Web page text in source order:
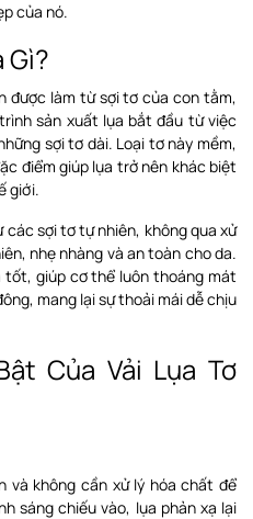
của nó.
Gì?
được làm từ sợi tơ của con tằm,
sản xuất lụa bắt đầu từ việc
sợi tơ dài. Loại tơ này mềm,
điểm giúp lụa trở nên khác biệt
giới.
sợi tơ tự nhiên, không qua xử
nhẹ nhàng và an toàn cho da.
giúp cơ thể luôn thoáng mát
mang lại sự thoải mái dễ chịu
Của Vải Lụa Tơ
và không cần xử lý hóa chất để
sáng chiếu vào, lụa phản xạ lại